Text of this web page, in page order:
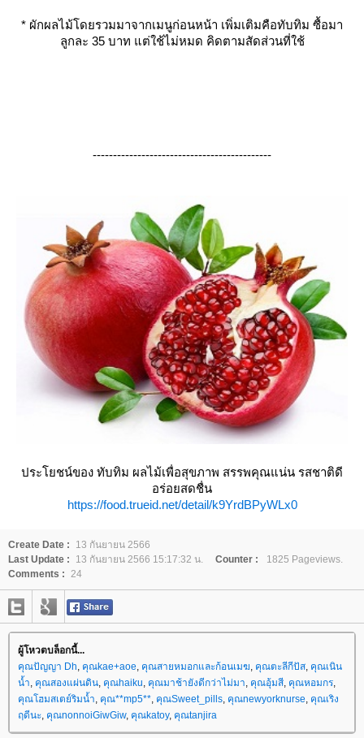
* ผักผลไม้โดยรวมมาจากเมนูก่อนหน้า เพิ่มเติมคือทับทิม ซื้อมา
ลูกละ 35 บาท แต่ใช้ไม่หมด คิดตามสัดส่วนที่ใช้
--------------------------------------------
ประโยชน์ของ ทับทิม ผลไม้เพื่อสุขภาพ สรรพคุณแน่น รสชาติดี
อร่อยสดชื่น
https://food.trueid.net/detail/k9YrdBPyWLx0
Create Date :
13 กันยายน 2566
Last Update :
13 กันยายน 2566 15:17:32 น. Counter :
1825 Pageviews.
Comments :
24
ผู้โหวตบล็อกนี้...
คุณปัญญา Dh คุณkae+aoe คุณสายหมอกและก้อนเมฆ คุณตะลีกีปัส คุณเนิน
น้ำ คุณสองแผ่นดิน คุณhaiku คุณมาช้ายังดีกว่าไม่มา คุณอุ้มสี คุณหอมกร
คุณโฮมสเตย์ริมน้ำ คุณ**mp5** คุณSweet_pills คุณnewyorknurse คุณเริง
ฤดีนะ คุณnonnoiGiwGiw, คุณkatoy, คุณtanjira